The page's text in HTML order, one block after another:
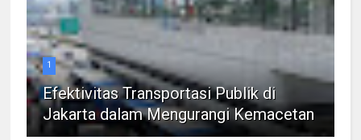
1
Efektivitas Transportasi Publik di
Jakarta dalam Mengurangi Kemacetan